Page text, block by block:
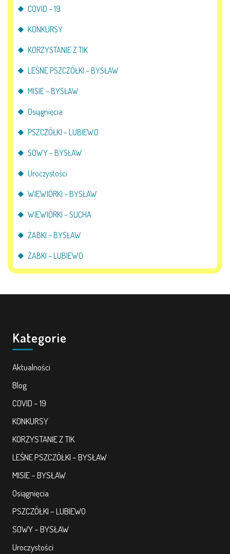
COVID – 19
KONKURSY
KORZYSTANIE Z TIK
LEŚNE PSZCZÓŁKI – BYSŁAW
MISIE – BYSŁAW
Osiągnięcia
PSZCZÓŁKI – LUBIEWO
SOWY – BYSŁAW
Uroczystości
WIEWIÓRKI – BYSŁAW
WIEWIÓRKI – SUCHA
ŻABKI – BYSŁAW
ŻABKI – LUBIEWO
Kategorie
Aktualności
Blog
COVID – 19
KONKURSY
KORZYSTANIE Z TIK
LEŚNE PSZCZÓŁKI – BYSŁAW
MISIE – BYSŁAW
Osiągnięcia
PSZCZÓŁKI – LUBIEWO
SOWY – BYSŁAW
Uroczystości